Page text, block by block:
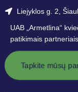
Liejyklos g. 2,
UAB „Armetlina“
patikimais partneriais.
Tapkite mūsų